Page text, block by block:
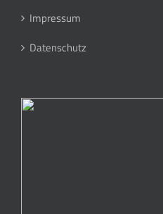
Impressum
Datenschutz